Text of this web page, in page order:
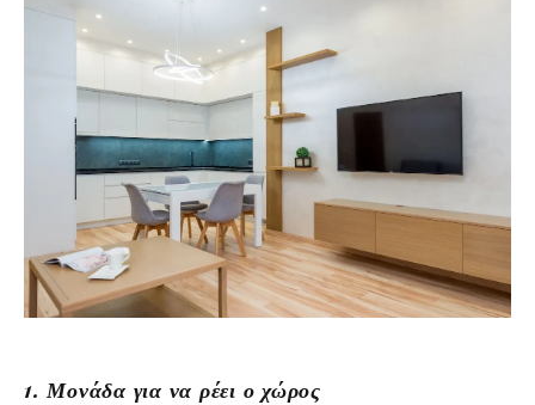
1. Μονάδα για να ρέει ο χώρος